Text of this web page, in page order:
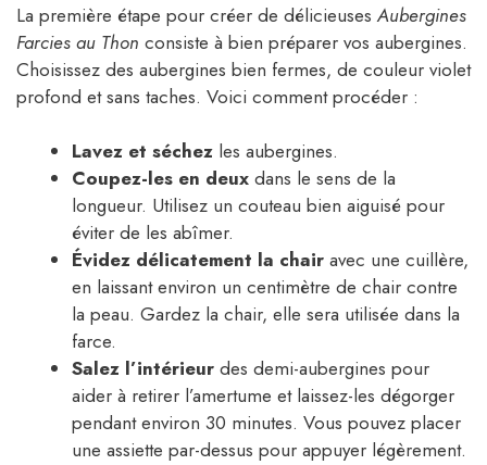
La première étape pour créer de délicieusesAubergines
Farcies au Thon consiste à bien préparer vos aubergines.
Choisissez des aubergines bien fermes, de couleur violet
profond et sans taches. Voici comment procéder :
Lavez et séchez les aubergines.
Coupez-les en deux dans le sens de la
longueur. Utilisez un couteau bien aiguisé pour
éviter de les abîmer.
Évidez délicatement la chair avec une cuillère,
en laissant environ un centimètre de chair contre
la peau. Gardez la chair, elle sera utilisée dans la
farce.
Salez l’intérieur des demi-aubergines pour
aider à retirer l’amertume et laissez-les dégorger
pendant environ 30 minutes. Vous pouvez placer
une assiette par-dessus pour appuyer légèrement.